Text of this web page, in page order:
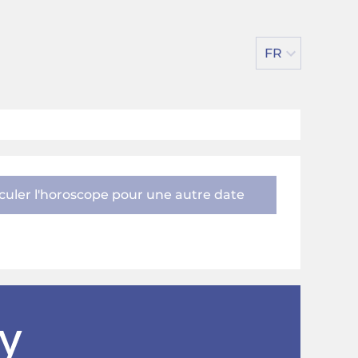
FR
l'horoscope pour une autre date